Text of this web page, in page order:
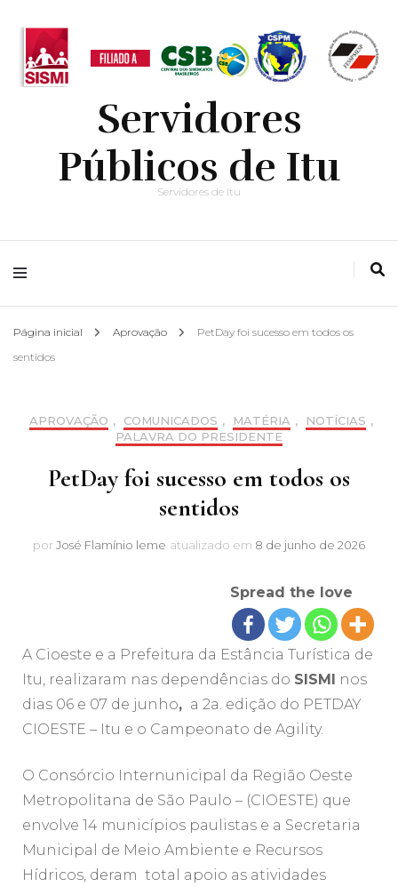
Servidores
Públicos de Itu
Servidores de Itu
Página inicial Aprovação
PetDay foi sucesso em todos os
sentidos
APROVAÇÃO , COMUNICADOS , MATÉRIA , NOTÍCIAS ,
PALAVRA DO PRESIDENTE
PetDay foi sucesso em todos os
sentidos
por José Flamínio leme atualizado em 8 de junho de 2026
Spread the love
A Cioeste e a Prefeitura da Estância Turística de
Itu, realizaram nas dependências do SISMI
nos
dias 06 e 07 de junho, a 2a. edição do PETDAY
CIOESTE – Itu e o Campeonato de Agility.
O Consórcio Internunicipal da Região Oeste
Metropolitana de São Paulo – (CIOESTE) que
envolve 14 municípios paulistas e a Secretaria
Municipal de Meio Ambiente e Recursos
Hídricos, deram total apoio as atividades